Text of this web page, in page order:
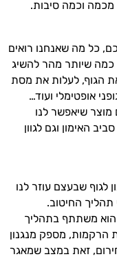
מכמה וכמה סיבות.
כל מה שאנחנו רואים
כמה שיותר מהר להשיג
הגוף, לעלות את מסת
אופטימלי ועוד…
שיאפשר לנו
האימון וגם לגוון
לגוף שבעצם עוזר לנו
תהליך החיטוב.
הוא משתתף בתהליך
הרקמות, מספק מנגנון
זאת במצב שמאגר
מידע קליניים
הטבעית